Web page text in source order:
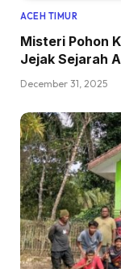
ACEH TIMUR
Misteri Pohon
Jejak Sejarah
December 31, 2025